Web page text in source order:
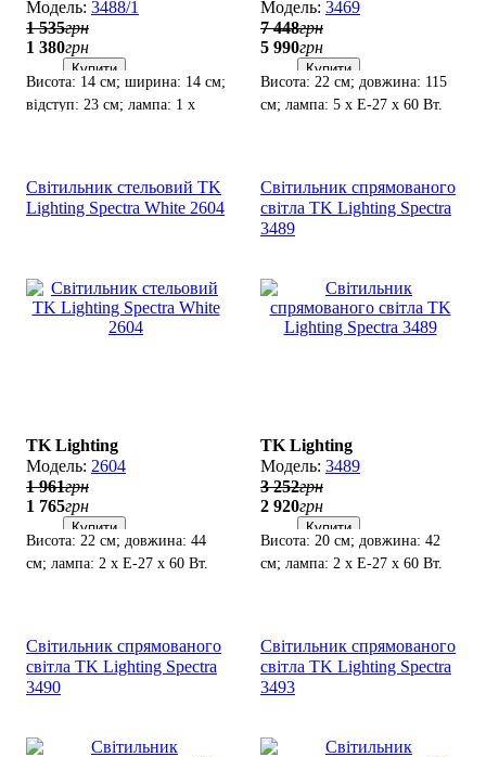
3488/1
1 535грн
1 380грн
Купити
Висота: 14 см; ширина: 14 см;
відступ: 23 см; лампа: 1 х
3469
7 448грн
5 990грн
Купити
Висота: 22 см; довжина: 115
см; лампа: 5 х Е-27 х 60 Вт.
Світильник стельовий TK
Lighting Spectra White 2604
TK Lighting
2604
1 961грн
1 765грн
Купити
Висота: 22 см; довжина: 44
см; лампа: 2 х Е-27 х 60 Вт.
Світильник спрямованого
світла TK Lighting Spectra
3489
TK Lighting
3489
3 252грн
2 920грн
Купити
Висота: 20 см; довжина: 42
см; лампа: 2 х Е-27 х 60 Вт.
Світильник спрямованого
світла TK Lighting Spectra
3490
Світильник спрямованого
світла TK Lighting Spectra
3493